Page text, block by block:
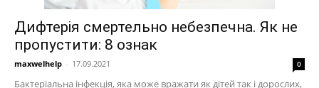
Дифтерія смертельно небезпечна. Як не
пропустити: 8 ознак
maxwelhelp - 17.09.2021 0
Бактеріальна інфекція, яка може вражати як дітей так і дорослих,